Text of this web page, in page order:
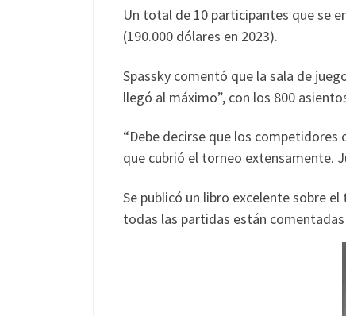
Un total de 10 participantes que se
(190.000 dólares en 2023).
Spassky comentó que la sala de
llegó al máximo”, con los 800
“Debe decirse que los
que cubrió el torneo extensamente.
Se publicó un libro excelente sobre el
todas las partidas están